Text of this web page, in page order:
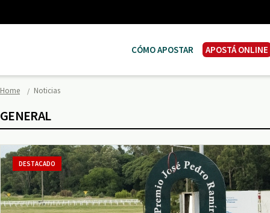
CÓMO APOSTAR APOSTÁ ONLINE
Home Noticias
GENERAL
DESTACADO